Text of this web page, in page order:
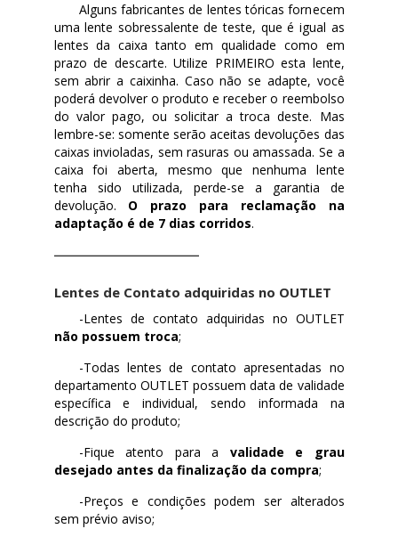
Alguns fabricantes de lentes tóricas fornecem
uma lente sobressalente de teste, que é igual as
lentes da caixa tanto em qualidade como em
prazo de descarte. Utilize PRIMEIRO esta lente,
sem abrir a caixinha. Caso não se adapte, você
poderá devolver o produto e receber o reembolso
do valor pago, ou solicitar a troca deste. Mas
lembre-se: somente serão aceitas devoluções das
caixas invioladas, sem rasuras ou amassada. Se a
caixa foi aberta, mesmo que nenhuma lente
tenha sido utilizada, perde-se a garantia de
devolução. O prazo para reclamação na
adaptação é de 7 dias corridos.
Lentes de Contato adquiridas no OUTLET
-Lentes de contato adquiridas no OUTLET
não possuem troca;
-Todas lentes de contato apresentadas no
departamento OUTLET possuem data de validade
específica e individual, sendo informada na
descrição do produto;
-Fique atento para a validade e grau
desejado antes da finalização da compra;
-Preços e condições podem ser alterados
sem prévio aviso;